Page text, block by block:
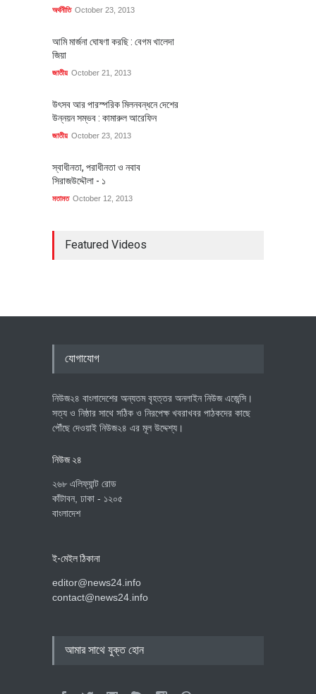
অর্থনীতি October 23, 2013
আমি মার্জনা ঘোষণা করছি : বেগম খালেদা
জিয়া
জাতীয় October 21, 2013
উৎসব আর পারস্পরিক মিলনবন্ধনে দেশের
উন্নয়ন সম্ভব : কামারুল আরেফিন
জাতীয় October 23, 2013
স্বাধীনতা, পরাধীনতা ও নবাব
সিরাজউদ্দৌলা - ১
মতামত October 12, 2013
Featured Videos
যোগাযোগ
নিউজ২৪ বাংলাদেশের অন্যতম বৃহত্তর অনলাইন নিউজ এজেন্সি।
সত্য ও নিষ্ঠার সাথে সঠিক ও নিরপেক্ষ খবরাখবর পাঠকদের কাছে
পৌঁছে দেওয়াই নিউজ২৪ এর মূল উদ্দেশ্য।
নিউজ ২৪
২৬৮ এলিফ্যান্ট রোড
কাঁটাবন, ঢাকা - ১২০৫
বাংলাদেশ
ই-মেইল ঠিকানা
editor@news24.info
contact@news24.info
আমার সাথে যুক্ত হোন